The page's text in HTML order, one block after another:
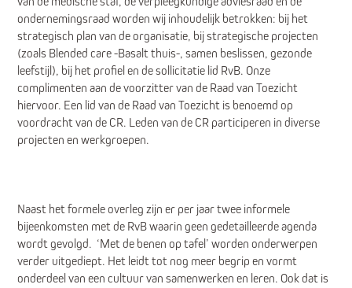
ondernemingsraad worden wij inhoudelijk betrokken: bij het
strategisch plan van de organisatie, bij strategische projecten
(zoals Blended care -Basalt thuis-, samen beslissen, gezonde
leefstijl), bij het profiel en de sollicitatie lid RvB. Onze
complimenten aan de voorzitter van de Raad van Toezicht
hiervoor. Een lid van de Raad van Toezicht is benoemd op
voordracht van de CR. Leden van de CR participeren in diverse
projecten en werkgroepen.
Naast het formele overleg zijn er per jaar twee informele
bijeenkomsten met de RvB waarin geen gedetailleerde agenda
wordt gevolgd. ‘Met de benen op tafel’ worden onderwerpen
verder uitgediept. Het leidt tot nog meer begrip en vormt
onderdeel van een cultuur van samenwerken en leren. Ook dat is